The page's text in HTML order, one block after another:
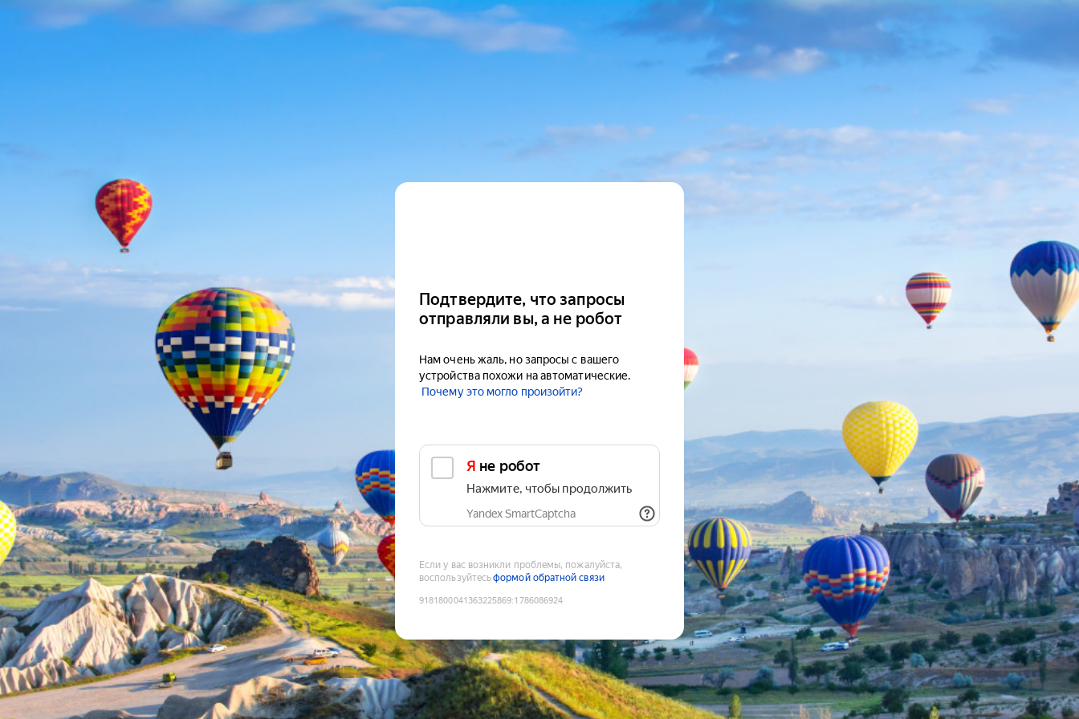
Подтвердите, что запросы
отправляли вы, а не робот
Нам очень жаль, но запросы с вашего
устройства похожи на автоматические.
Почему это могло произойти?
Я не робот
Нажмите, чтобы продолжить
Yandex SmartCaptcha
Если у вас возникли проблемы, пожалуйста,
воспользуйтесьформой обратной связи
9181800041363225869:1786086924